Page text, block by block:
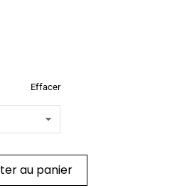
Effacer
au panier